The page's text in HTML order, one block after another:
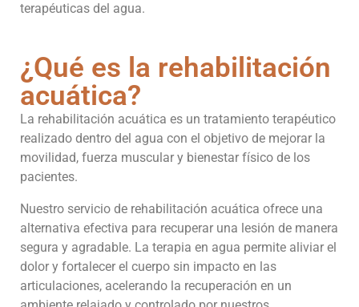
terapéuticas del agua.
¿Qué es la rehabilitación
acuática?
La rehabilitación acuática es un tratamiento terapéutico
realizado dentro del agua con el objetivo de mejorar la
movilidad, fuerza muscular y bienestar físico de los
pacientes.
Nuestro servicio de rehabilitación acuática ofrece una
alternativa efectiva para recuperar una lesión de manera
segura y agradable. La terapia en agua permite aliviar el
dolor y fortalecer el cuerpo sin impacto en las
articulaciones, acelerando la recuperación en un